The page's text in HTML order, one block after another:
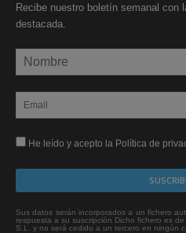
Recibe nuestro boletín semanal con
destacada.
He leído y acepto la Política de
Sus datos serán incorporados a un fichero
respuesta a su suscripción Dicho fichero es
S.L. y no será cedido a un tercero en ningún